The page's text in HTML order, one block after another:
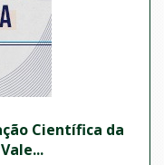
Científica da